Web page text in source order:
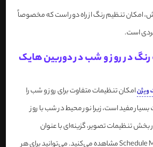
امکان تنظیم رنگ از راه دور است که مخصوصاً
است.
رنگ در روز و شب در دوربین هایک
ویژنامکان تنظیمات متفاوت برای روز و شب را
مفید است، زیرا نور محیط در شب با روز
بخش تنظیمات تصویر، گزینه‌ای با عنوان